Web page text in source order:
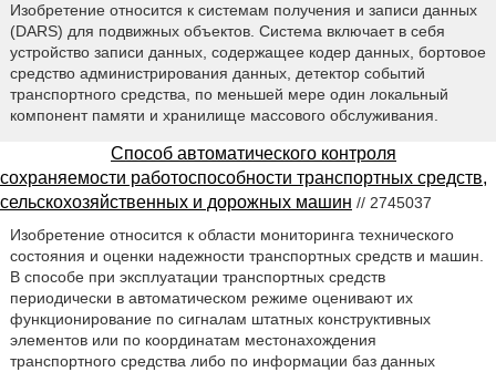
Изобретение относится к системам получения и записи данных
(DARS) для подвижных объектов. Система включает в себя
устройство записи данных, содержащее кодер данных, бортовое
средство администрирования данных, детектор событий
транспортного средства, по меньшей мере один локальный
компонент памяти и хранилище массового обслуживания.
Способ автоматического контроля
сохраняемости работоспособности транспортных средств,
сельскохозяйственных и дорожных машин // 2745037
Изобретение относится к области мониторинга технического
состояния и оценки надежности транспортных средств и машин.
В способе при эксплуатации транспортных средств
периодически в автоматическом режиме оценивают их
функционирование по сигналам штатных конструктивных
элементов или по координатам местонахождения
транспортного средства либо по информации баз данных